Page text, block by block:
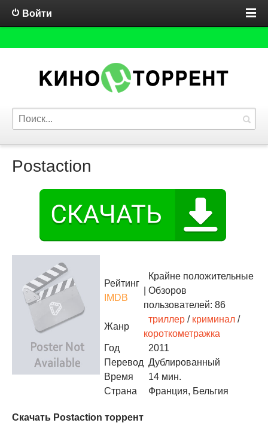
Войти
Postaction
Рейтинг
IMDB
Крайне положительные
| Обзоров
пользователей: 86
Жанр
триллер / криминал /
короткометражка
Год
2011
Перевод Дублированный
Время
14 мин.
Страна
Франция, Бельгия
Скачать Postaction торрент